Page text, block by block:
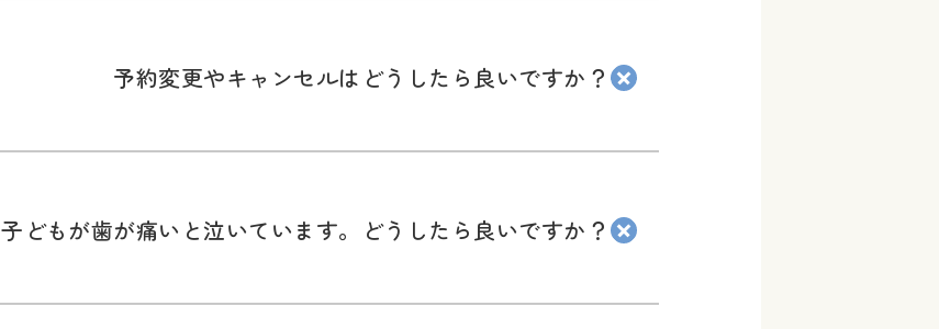
予約変更やキャンセルはどうしたら良いですか？
子どもが歯が痛いと泣いています。どうしたら良いですか？